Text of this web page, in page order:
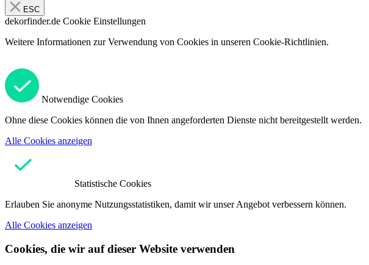
ESC
dekorfinder.de Cookie Einstellungen
Weitere Informationen zur Verwendung von Cookies in unseren Cookie-Richtlinien.
Notwendige Cookies
Ohne diese Cookies können die von Ihnen angeforderten Dienste nicht bereitgestellt werden.
Alle Cookies anzeigen
Statistische Cookies
Erlauben Sie anonyme Nutzungsstatistiken, damit wir unser Angebot verbessern können.
Alle Cookies anzeigen
Cookies, die wir auf dieser Website verwenden